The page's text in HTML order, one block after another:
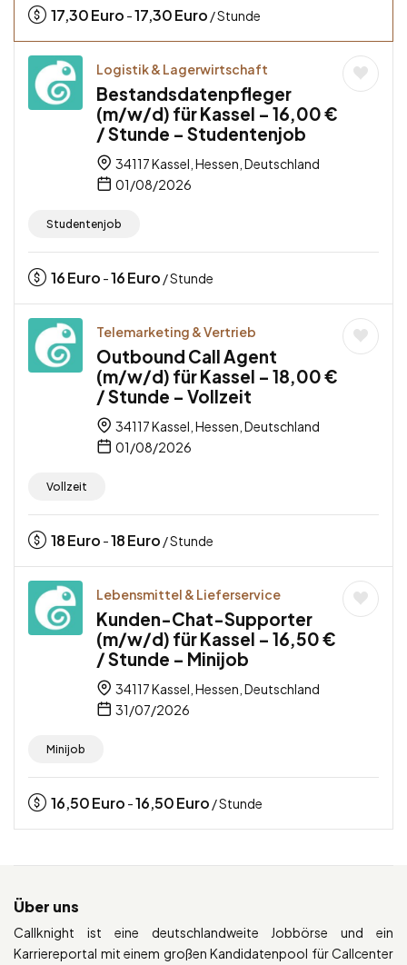
17,30Euro -17,30Euro / Stunde
Logistik & Lagerwirtschaft
Bestandsdatenpfleger
(m/w/d) für Kassel – 16,00 €
/ Stunde – Studentenjob
34117 Kassel, Hessen, Deutschland
01/08/2026
Studentenjob
16Euro -16Euro / Stunde
Telemarketing & Vertrieb
Outbound Call Agent
(m/w/d) für Kassel – 18,00 €
/ Stunde – Vollzeit
34117 Kassel, Hessen, Deutschland
01/08/2026
Vollzeit
18Euro -18Euro / Stunde
Lebensmittel & Lieferservice
Kunden-Chat-Supporter
(m/w/d) für Kassel – 16,50 €
/ Stunde – Minijob
34117 Kassel, Hessen, Deutschland
31/07/2026
Minijob
16,50Euro -16,50Euro / Stunde
Über uns
Callknight ist eine deutschlandweite Jobbörse und ein
Karriereportal mit einem großen Kandidatenpool für Callcenter